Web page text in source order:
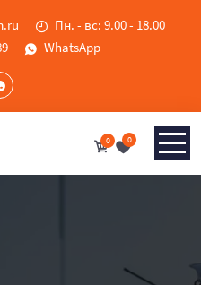
Пн. - вс: 9.00 - 18.00
WhatsApp
0 0